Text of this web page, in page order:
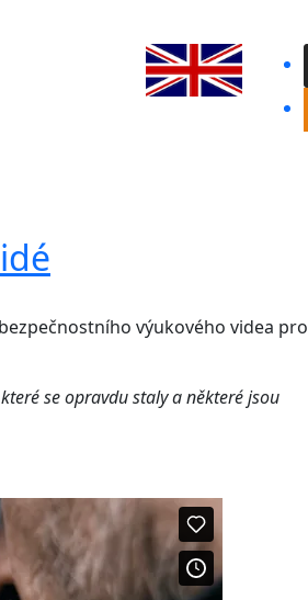
výukového videa pro
se opravdu staly a některé jsou